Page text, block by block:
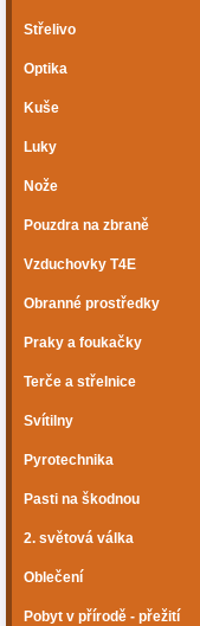
Střelivo
Optika
Kuše
Luky
Nože
Pouzdra na zbraně
Vzduchovky T4E
Obranné prostředky
Praky a foukačky
Terče a střelnice
Svítilny
Pyrotechnika
Pasti na škodnou
2. světová válka
Oblečení
Pobyt v přírodě - přežití